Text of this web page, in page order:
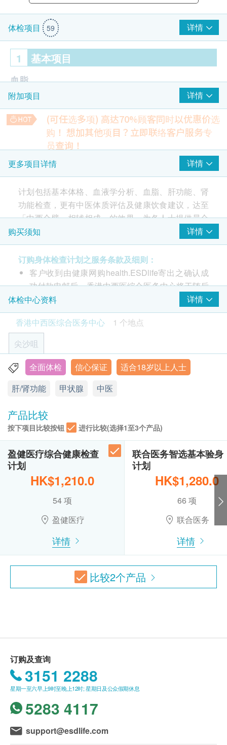
体检项目 59 详情
1 基本项目
血脂
总胆固醇
高密度胆固醇
低密度胆固醇
总及高密度胆固醇比例
甘油三酯
糖尿
空腹血糖
肝功能
总胆红素
直接胆红素
间接胆红素
谷丙转氨酵酶
谷草转氨酶
碱性磷酸酶
总蛋白质
白蛋白
球蛋白
丙种谷氨基转移酵素
肾功能
钠
氯化物
肌酸酐
碳酸盐
甲状腺
促甲状腺激素
红血球计数
血红蛋白
红血球压积量
红血球平均红蛋白
红血球分布寛度
嗜碱性白血球百份比
中性粒细胞
淋巴白血球
单核细胞
嗜酸性粒细胞
嗜碱性粒细胞
附加项目 详情
(可任选多项) 高达70%顾客同时以优惠价选
购！ 想加其他项目？立即联络客户服务专
员查询！
梅毒血清试验
HK$ 250.0
胸肺X光
*此项目或需另约日期到中心进行检查
HK$480.0
抗穆勒氏贺尔蒙检查
AMH（抗苗勒激素）是一种由卵巢内的小卵泡所产生的激素，
是卵巢功能的重要指标，用来预测卵巢中卵泡的库存量。
HK$1,200.0
更多项目详情 详情
计划包括基本体格、血液学分析、血脂、肝功能、肾
功能检查，更有中医体质评估及健康饮食建议，达至
「中西合璧、相辅相成」的效果，为各人士提供最合
适的预防和养生。
有别于坊间一般单纯以西医做主导的健康检查，本中
心引入中西结合的健康检查计划。秉承中西医学的医
疗理念，以「中医辨证」、「西医辨病」的医疗原
则，取长补短，达至相辅相成的效果。
此计划包括基本体格、血液学分析、血脂、肝功能、
肾功能等健康检查。再加上由注册中医师提供的「中
医体质评估+ 健康饮食建议」，糅合中西医疗概念，
为各类人士提供全面的中西结合健康风险评估。
一般西医的身体检查，是根据化验报告而作出的建议
及提供相应的治疗方法。而中医是以阴阳五行作为理
论基础。中医学说中素有「治未病」的概念。 「治未
病。中医透过望、闻、问、切，了解体质，治疗以
「扶正」调养为特色，令人体功能平衡协调，从而提
升抵抗力，减少疾病。再配合健康饮食及生活建议，
从根本着手，令生活更健康。
购买须知 详情
订购身体检查计划之服务条款及细则：
客户收到由健康网购health.ESDlife寄出之确认成
功付款电邮后，香港中西医综合医务中心将于随后
1-2个工作天办公时间内，致电客户预约身体检查
的时间及地点。客户亦可致电查询或在订单确认后
1个工作天致电该中心预约。
客户必须于预约当天出示身份证及列印订购确认信
以确认身份。
验身过程由医护人员主理。
如由注册西医解释报告，须额外加 $350诊金。
健康检查计划不适用于星期日及公众假期 。
(由确认付款日期起计)接受有关检查，逾期作废。
订购一经确认，不设更改已订购的计划，转让给第
三者及／或退款。
如有争议，健康网购health.ESDlife保留最后决定
所有健康检查并非作为医务诊断或治疗用途。
所有健康检查/服务并非作为医务诊断或治疗用
途。当阁下身体健康出现任何疾病征兆时，应立即
咨询有认可资格的医生，作出诊断及治疗。
本服务/产品由商户提供。生活易【健康网购
health.ESDlife】并没有经营或提供本服务/产品。
有关此服务/产品的错漏或延误，或因使用此服务/
体检中心资料
详情
香港中西医综合医务中心
1 个地点
尖沙咀
香港九龙尖沙咀堪富利士道8号格兰中心7楼701-2室 (港铁
西医
星期一至五: 9:30a.m. – 7:30p.m.
星期六: 9:30a.m. – 2:00p.m.
星期日及公众假期: 休息
中医
星期一至五(星期三除外): 9:30a.m. – 12:00p.m.
星期六: 9:30a.m. – 2:00p.m.
星期日及公众假期: 休息
全面体检 信心保证
适合18岁以上人士
肝/肾功能
甲状腺 中医
产品比较
按下项目比较按钮 进行比较(选择1至3个产品)
盈健医疗综合健康检查
计划
HK$1,210.0
54 项
盈健医疗
详情
联合医务智选基本验身
计划
HK$1,280.0
66 项
联合医务
详情
比较2个产品
订购及查询
3151 2288
星期一至六早上9时至晚上12时; 星期日及公众假期休息
5283 4117
support@esdlife.com